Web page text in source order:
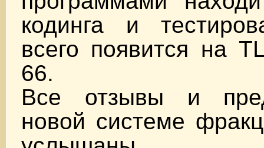
кодинга и
всего появится на
66.
Все отзывы и
новой системе